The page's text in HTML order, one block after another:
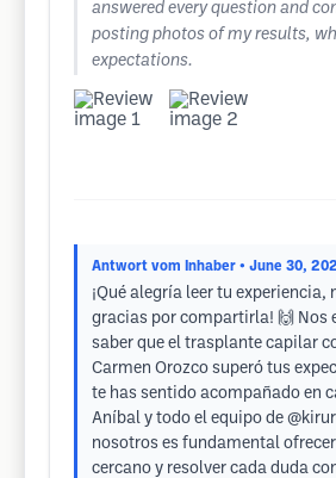
answered every question and
posting photos of my results,
expectations.
Antwort vom Inhaber • June 30,
¡Qué alegría leer tu experiencia,
gracias por compartirla! 🙌 Nos
saber que el trasplante capilar
Carmen Orozco superó tus
te has sentido acompañado en
Aníbal y todo el equipo de
nosotros es fundamental
cercano y resolver cada duda